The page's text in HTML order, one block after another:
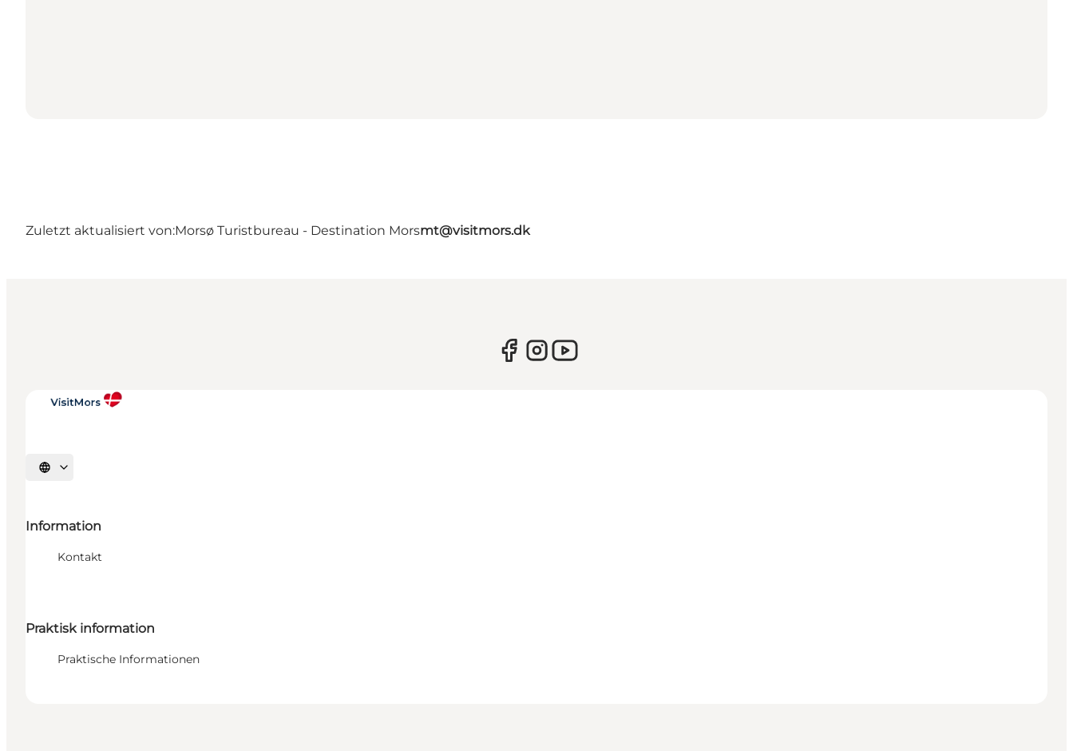
Zuletzt aktualisiert von:Morsø Turistbureau - Destination Morsmt@visitmors.dk
Sprache auswählen
Information
Kontakt
Praktisk information
Praktische Informationen